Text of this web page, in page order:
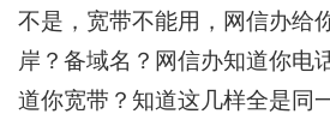
不是，宽带不能用，网信办给
岸？备域名？网信办知道你电
道你宽带？知道这几样全是同